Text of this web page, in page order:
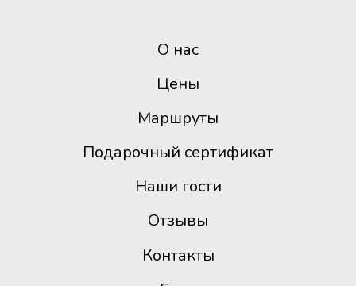
О нас
Цены
Маршруты
Подарочный сертификат
Наши гости
Отзывы
Контакты